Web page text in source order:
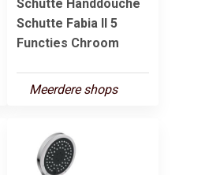
Schütte Handdouche
Schutte Fabia II 5
Functies Chroom
Meerdere shops